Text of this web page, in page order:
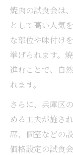
焼肉イ
新感覚の焼
焼肉イ
焼肉
焼肉
焼肉試食会
焼肉試
焼肉の試食会は
として高い人気
な部位や味付け
挙げられます。
進むことで、自
れます。
さらに、兵庫区
める工夫が施さ
席、個室などの
価格設定の試食